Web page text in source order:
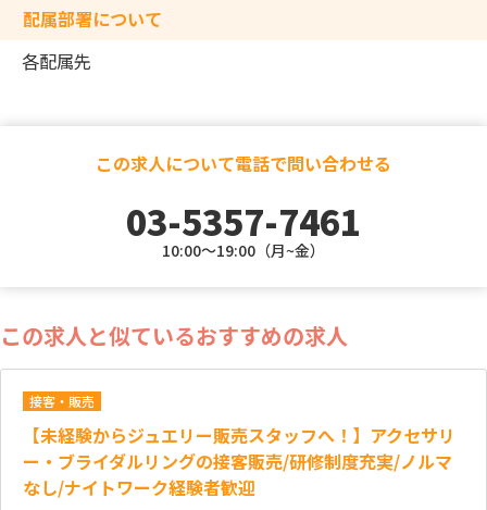
配属部署について
各配属先
この求人について電話で問い合わせる
03-5357-7461
10:00～19:00（月~金）
この求人と似ているおすすめの求人
接客・販売
【未経験からジュエリー販売スタッフへ！】アクセサリ
ー・ブライダルリングの接客販売/研修制度充実/ノルマ
なし/ナイトワーク経験者歓迎